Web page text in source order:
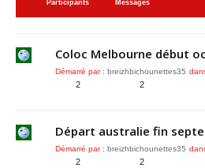
Participants Messages
Coloc Melbourne début
Démarré par : breizhbichounettes35
2 2
Départ australie fin
Démarré par : breizhbichounettes35
2 2